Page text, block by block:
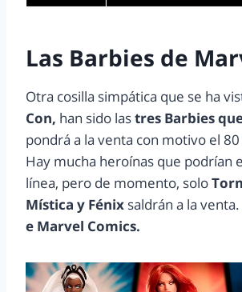
Las Barbies de
Otra cosilla simpática que se ha
Con, han sido lastres Barbies
pondrá a la venta con motivo el
Hay mucha heroínas que podrían
línea, pero de momento, solo
Mística y Fénix saldrán a la venta.
e Marvel Comics.